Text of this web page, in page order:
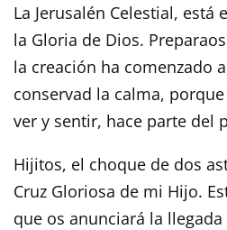
La Jerusalén Celestial, está
la Gloria de Dios.
la creación ha comenzado
conservad la calma,
ver y sentir, hace parte del
Hijitos, el choque de dos
Cruz Gloriosa de mi Hijo.
que os anunciará la